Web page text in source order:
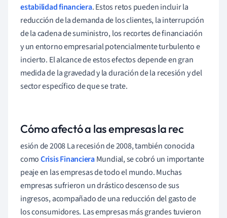
estabilidad financiera. Estos retos pueden incluir la
reducción de la demanda de los clientes, la interrupción
de la cadena de suministro, los recortes de financiación
y un entorno empresarial potencialmente turbulento e
incierto. El alcance de estos efectos depende en gran
medida de la gravedad y la duración de la recesión y del
sector específico de que se trate.
Cómo afectó a las empresas la rec
esión de 2008 La recesión de 2008, también conocida
comoCrisis FinancieraMundial, se cobró un importante
peaje en las empresas de todo el mundo. Muchas
empresas sufrieron un drástico descenso de sus
ingresos, acompañado de una reducción del gasto de
los consumidores. Las empresas más grandes tuvieron